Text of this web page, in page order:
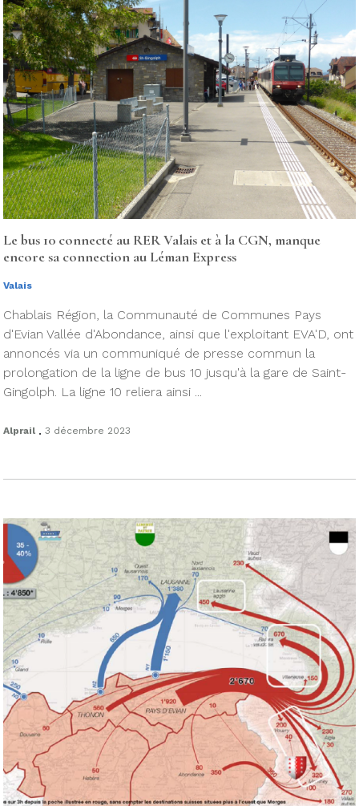
Le bus 10 connecté au RER Valais et à la CGN, manque
encore sa connection au Léman Express
Valais
Chablais Région, la Communauté de Communes Pays
d'Evian Vallée d'Abondance, ainsi que l'exploitant EVA'D, ont
annoncés via un communiqué de presse commun la
prolongation de la ligne de bus 10 jusqu'à la gare de Saint-
Gingolph. La ligne 10 reliera ainsi ...
Alprail . 3 décembre 2023